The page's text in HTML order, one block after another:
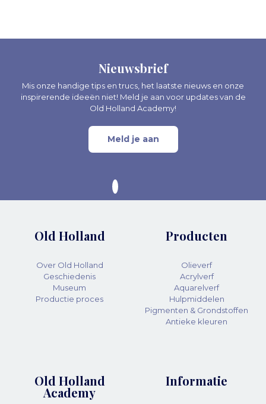
Nieuwsbrief
Mis onze handige tips en trucs, het laatste nieuws en onze
inspirerende ideeën niet! Meld je aan voor updates van de
Old Holland Academy!
Meld je aan
Old Holland
Over Old Holland
Geschiedenis
Museum
Productie proces
Producten
Olieverf
Acrylverf
Aquarelverf
Hulpmiddelen
Pigmenten & Grondstoffen
Antieke kleuren
Old Holland
Academy
Informatie